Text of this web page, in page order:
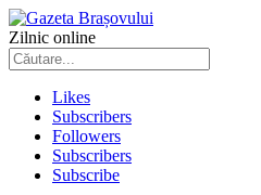
Zilnic online
Likes
Subscribers
Followers
Subscribers
Subscribe